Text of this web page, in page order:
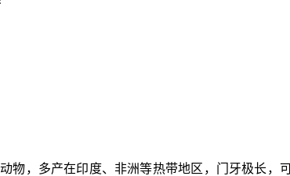
物，多产在印度、非洲等热带地区，门牙极长，